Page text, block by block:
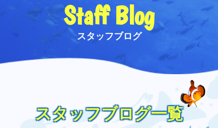
Staff Blog
スタッフブログ
スタッフブログ一覧